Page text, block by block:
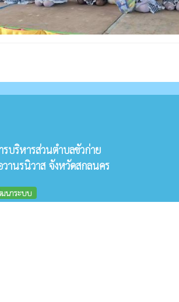
รบริหารส่วนตำบลขัวก่าย
วานรนิวาส จังหวัดสกลนคร
นาระบบ